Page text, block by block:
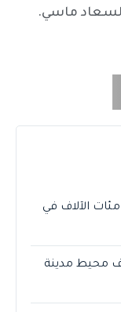
ماسي.
الآلاف في
محيط مدينة